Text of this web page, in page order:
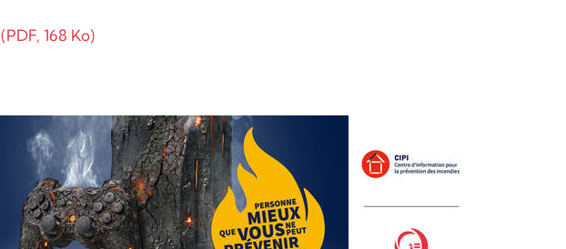
(PDF, 168 Ko)